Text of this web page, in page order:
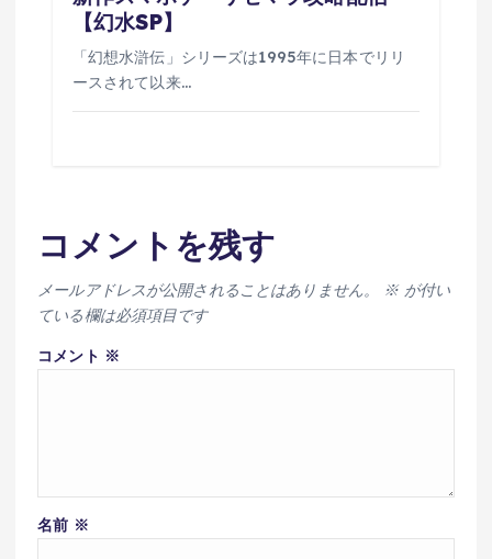
【幻水SP】
「幻想水滸伝」シリーズは1995年に日本でリリ
ースされて以来…
コメントを残す
メールアドレスが公開されることはありません。 ※が付い
ている欄は必須項目です
コメント ※
名前 ※